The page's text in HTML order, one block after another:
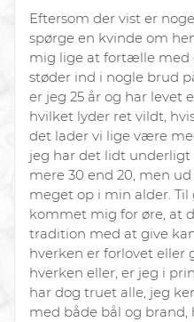
Eftersom der vist er
spørge en kvinde om
mig lige at fortælle med
støder ind i nogle brud
er jeg 25 år og har levet
hvilket lyder ret vildt,
det lader vi lige være
jeg har det lidt
mere 30 end 20, men
meget op i min alder.
kommet mig for øre, at
tradition med at give
hverken er forlovet eller
hverken eller, er jeg i
har dog truet alle, jeg
med både bål og brand,